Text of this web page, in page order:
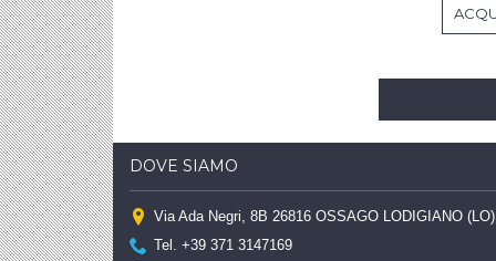
DOVE SIAMO
Via Ada Negri, 8B 26816 OSSAGO LODIGIANO (LO)
Tel. +39 371 3147169